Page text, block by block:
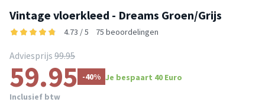
Vintage vloerkleed - Dreams Groen/Grijs
4.73 / 5 75 beoordelingen
Adviesprijs 99.95
59.95 -40% Je bespaart 40 Euro
Inclusief btw